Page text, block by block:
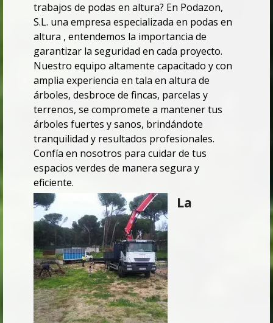
trabajos de podas en altura? En Podazon,
S.L. una empresa especializada en podas en
altura , entendemos la importancia de
garantizar la seguridad en cada proyecto.
Nuestro equipo altamente capacitado y con
amplia experiencia en tala en altura de
árboles, desbroce de fincas, parcelas y
terrenos, se compromete a mantener tus
árboles fuertes y sanos, brindándote
tranquilidad y resultados profesionales.
Confía en nosotros para cuidar de tus
espacios verdes de manera segura y
eficiente.
La